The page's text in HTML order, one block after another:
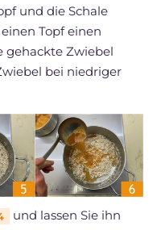
und die Schale
Topf einen
gehackte Zwiebel
bei niedriger
und lassen Sie ihn